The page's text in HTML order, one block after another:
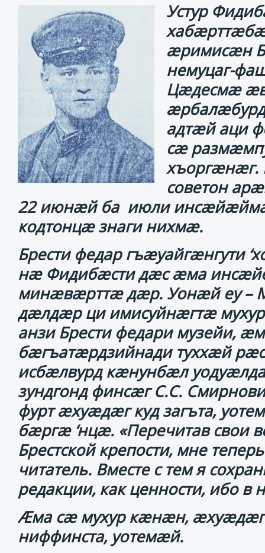
Устур
ӕримисӕн
немуцаг-
Цӕдесмӕ
адтӕй аци
сӕ
хъоргӕнӕг.
советон
22 июнӕй ба июли
кодтонцӕ знаги нихмӕ.
Брести федар гъӕуайгӕнгути
нӕ Фидибӕсти дӕс ӕма
минӕвӕрттӕ дӕр. Уонӕй еу –
дӕлдӕр ци имисуйнӕгтӕ
анзи Брести федари музейи,
бӕгъатӕрдзийнади туххӕй
исбӕлвурд кӕнунбӕл
зундгонд финсӕг С.С.
фурт ӕхуӕдӕг куд загъта,
бӕргӕ ‘нцӕ. «Перечитав свои
Брестской крепости, мне
читатель. Вместе с тем я
редакции, как ценности, ибо в
Ӕма сӕ мухур кӕнӕн,
ниффинста, уотемӕй.